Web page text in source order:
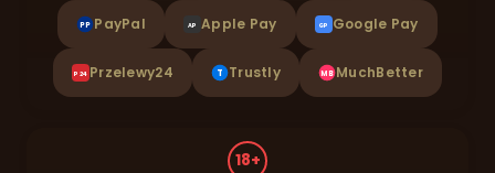
PP PayPal AP Apple Pay GP Google Pay
P24 Przelewy24 T Trustly MB MuchBetter
18+